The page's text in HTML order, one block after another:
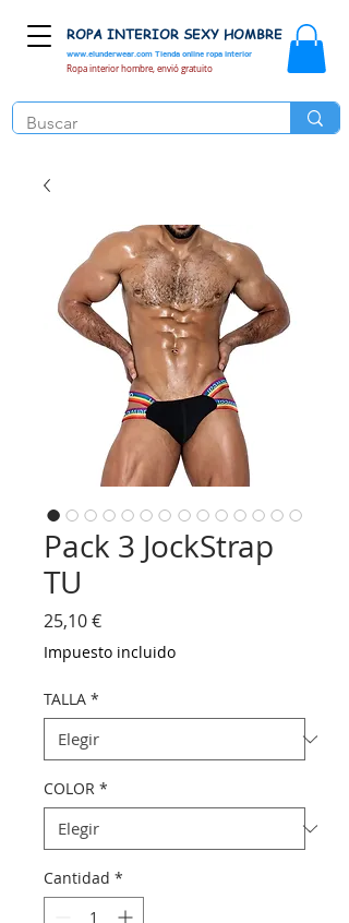
www.elunderwear.com Tienda online ropa interior
ROPA INTERIOR SEXY HOMBRE
Ropa interior hombre, envió gratuito
Pack 3 JockStrap
TU
25,10 €Precio
Impuesto incluido
TALLA *
COLOR *
Cantidad *